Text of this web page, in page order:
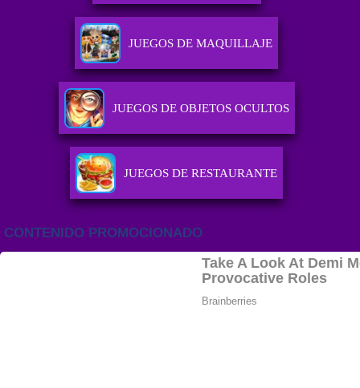
JUEGOS DE MAQUILLAJE
JUEGOS DE OBJETOS OCULTOS
JUEGOS DE RESTAURANTE